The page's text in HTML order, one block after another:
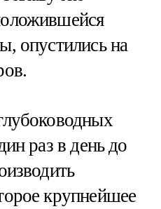
опустились на
раз в день до
крупнейшее